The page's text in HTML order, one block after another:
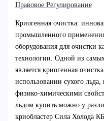
Правовое Регулирование
Криогенная очистка:
промышленного
оборудования для очистки
технологии. Одной из
является криогенная
использовании сухого
физико-химическими
льдом купить можно у
криобластер Сила Холода